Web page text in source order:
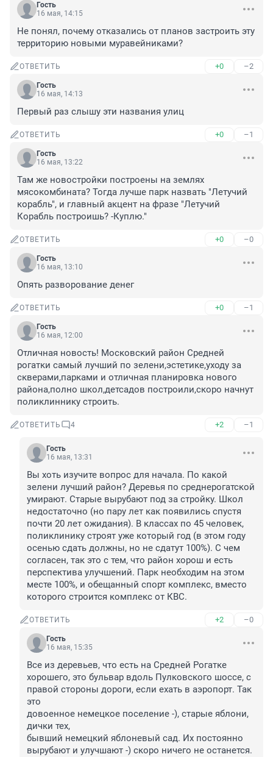
Гость
16 мая, 14:15
Не понял, почему отказались от планов застроить эту
территорию новыми муравейниками?
ОТВЕТИТЬ +0 –2
Гость
16 мая, 14:13
Первый раз слышу эти названия улиц
ОТВЕТИТЬ +0 –1
Гость
16 мая, 13:22
Там же новостройки построены на землях
мясокомбината? Тогда лучше парк назвать "Летучий
корабль", и главный акцент на фразе "Летучий
Корабль построишь? -Куплю."
ОТВЕТИТЬ +0 –0
Гость
16 мая, 13:10
Опять разворование денег
ОТВЕТИТЬ +0 –1
Гость
16 мая, 12:00
Отличная новость! Московский район Средней
рогатки самый лучший по зелени,эстетике,уходу за
скверами,парками и отличная планировка нового
района,полно школ,детсадов построили,скоро начнут
поликлиннику строить.
ОТВЕТИТЬ 4 +2 –1
Гость
16 мая, 13:31
Вы хоть изучите вопрос для начала. По какой
зелени лучший район? Деревья по среднерогатской
умирают. Старые вырубают под за стройку. Школ
недостаточно (но пару лет как появились спустя
почти 20 лет ожидания). В классах по 45 человек,
поликлинику строят уже который год (в этом году
осенью сдать должны, но не сдатут 100%). С чем
согласен, так это с тем, что район хорош и есть
перспектива улучшений. Парк необходим на этом
месте 100%, и обещанный спорт комплекс, вместо
которого строится комплекс от КВС.
ОТВЕТИТЬ +2 –0
Гость
16 мая, 15:35
Все из деревьев, что есть на Средней Рогатке
хорошего, это бульвар вдоль Пулковского шоссе, с
правой стороны дороги, если ехать в аэропорт. Так
это
довоенное немецкое поселение -), старые яблони,
дички тех,
бывший немецкий яблоневый сад. Их постоянно
вырубают и улучшают -) скоро ничего не останется.